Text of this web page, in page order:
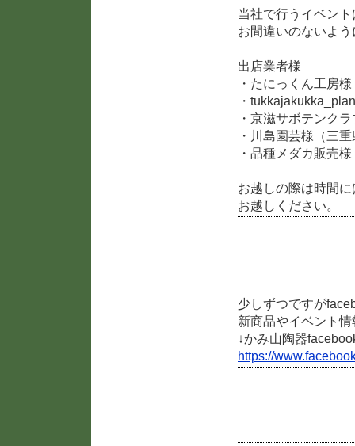
当社で行うイベン
お間違いのないよ
出店業者様
・たにっくん工房
・
・京滋サボテンク
・川島園芸様（三
・品種メダカ販売
お越しの際は時間
お越しください。
少しずつですが
新商品やイベント
↓かみ山陶器
https://